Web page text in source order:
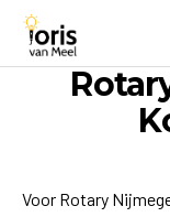
Voor Rotary